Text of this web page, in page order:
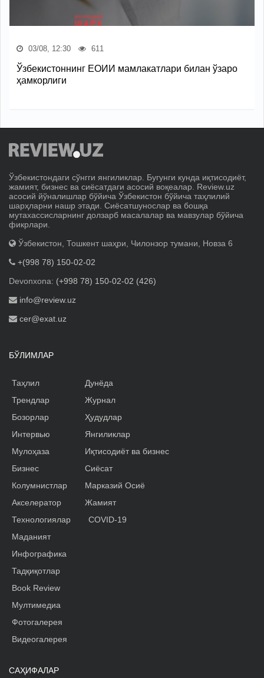
03/08, 12:30 611
Ўзбекистоннинг ЕОИИ мамлакатлари билан ўзаро
ҳамкорлиги
Ўзбекистондаги сўнгги янгиликлар. Бугунги кунда иқтисодиёт,
жамият, бизнес ва сиёсатдаги асосий воқеалар. Review.uz
асосий йўналишлар бўйича Ўзбекистон бўйича таҳлилий
шарҳларни нашр этади. Сиёсатшунослар ва бошқа
мутахассисларнинг долзарб масалалар ва мавзулар бўйича
фикрлари.
Ўзбекистон, Тошкент шаҳри, Чилонзор тумани, Новза 6
+(998 78) 150-02-02
Devonxona: (+998 78) 150-02-02 (426)
info@review.uz
cer@exat.uz
БЎЛИМЛАР
Таҳлил
Трендлар
Бозорлар
Интервью
Мулоҳаза
Бизнес
Колумнистлар
Акселератор
Дунёда
Журнал
Ҳудудлар
Янгиликлар
Иқтисодиёт ва бизнес
Сиёсат
Марказий Осиё
Жамият
Технологиялар
Маданият
Инфографика
Тадқиқотлар
Book Review
Мултимедиа
Фотогалерея
Видеогалерея
COVID-19
САҲИФАЛАР